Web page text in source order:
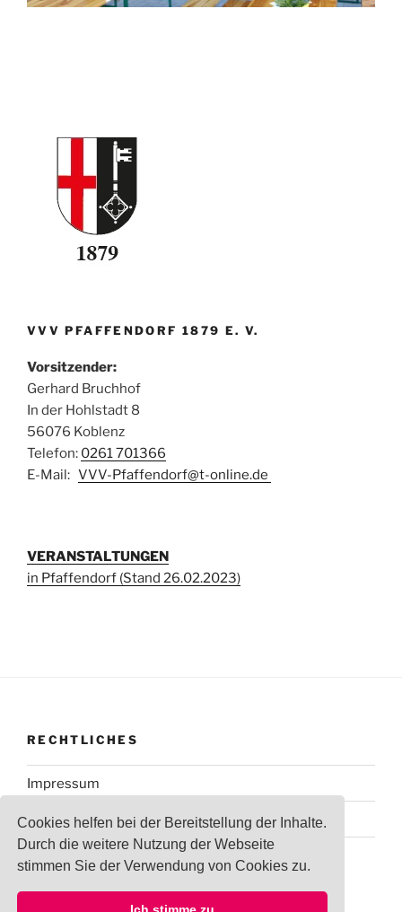
Cookies helfen bei der Bereitstellung der Inhalte.
Durch die weitere Nutzung der Webseite
stimmen Sie der Verwendung von Cookies zu.
VVV PFAFFENDORF 1879 E. V.
Vorsitzender:
Gerhard Bruchhof
In der Hohlstadt 8
56076 Koblenz
Telefon: 0261 701366
E-Mail: VVV-Pfaffendorf@t-online.de
VERANSTALTUNGEN
in Pfaffendorf (Stand 26.02.2023)
RECHTLICHES
Impressum
Datenschutzerklärung